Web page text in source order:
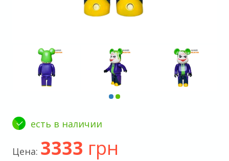
есть в наличии
Цена: 3333 грн